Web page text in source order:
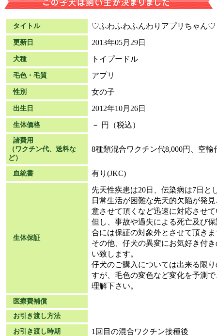
タイトル ♡ふわふわふんわりアプリちゃん♡
更新日 2013年05月29日
犬種 トイプードル
毛色・毛質 アプリ
性別 女の子
出生日 2012年10月26日
生体価格 － 円（税込）
諸費用
（ワクチン代、送料な
ど）
8種類混合ワクチン代8,000円、空輸
血統書 有り(JKC)
生体保証
先天性疾患は20日、伝染病は7日と
日常生活が困難な先天的欠陥が発
意させて頂くなど迅速に対応させ
但し、事故や過失による死亡及び
合には保証の対象外とさせて頂き
その他、仔犬の異変にお気好き付
い致します。
仔犬のご購入については出来る限
すが、毛色の変色など変化を予測
理解下さい。
医療費補償
お引き渡し方法
お引き渡し時期 1回目の混合ワクチン接種後